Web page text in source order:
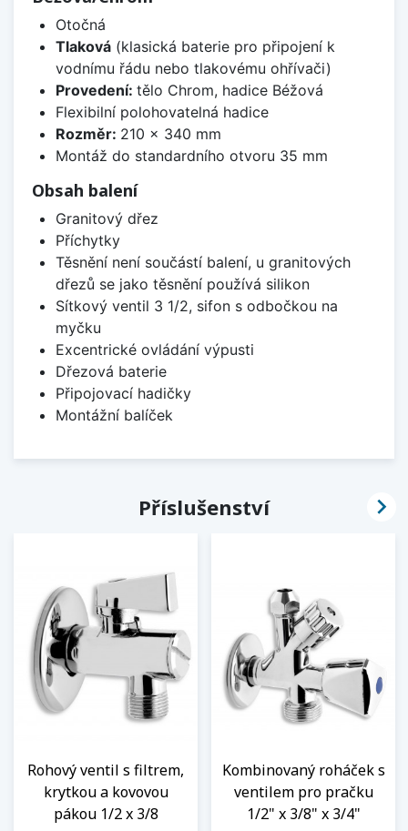
Otočná
Tlaková(klasická baterie pro připojení k
vodnímu řádu nebo tlakovému ohřívači)
Provedení: tělo Chrom, hadice Béžová
Flexibilní polohovatelná hadice
Rozměr: 210 x 340 mm
Montáž do standardního otvoru 35 mm
Obsah balení
Granitový dřez
Příchytky
Těsnění není součástí balení, u granitových
dřezů se jako těsnění používá silikon
Sítkový ventil 3 1/2, sifon s odbočkou na
myčku
Excentrické ovládání výpusti
Dřezová baterie
Připojovací hadičky
Montážní balíček
Příslušenství
Rohový ventil s filtrem,
krytkou a kovovou
pákou 1/2 x 3/8
Kombinovaný roháček s
ventilem pro pračku
1/2" x 3/8" x 3/4"
